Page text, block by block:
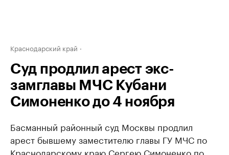
Краснодарский край
Суд продлил арест экс-
замглавы МЧС Кубани
Симоненко до 4 ноября
Басманный районный суд Москвы продлил
арест бывшему заместителю главы ГУ МЧС по
Краснодарскому краю Сергею Симоненко по